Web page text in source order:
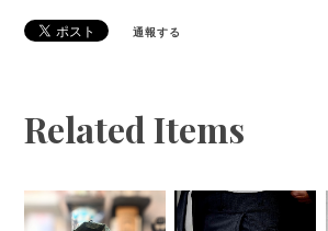
通報する
Related Items